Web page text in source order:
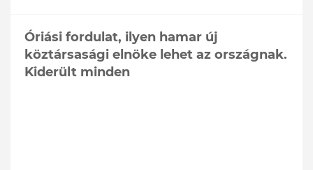
Óriási fordulat, ilyen hamar új
köztársasági elnöke lehet az országnak.
Kiderült minden